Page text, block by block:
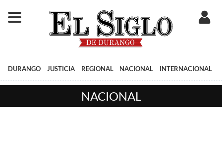
DURANGO JUSTICIA REGIONAL NACIONAL INTERNACIONAL
NACIONAL